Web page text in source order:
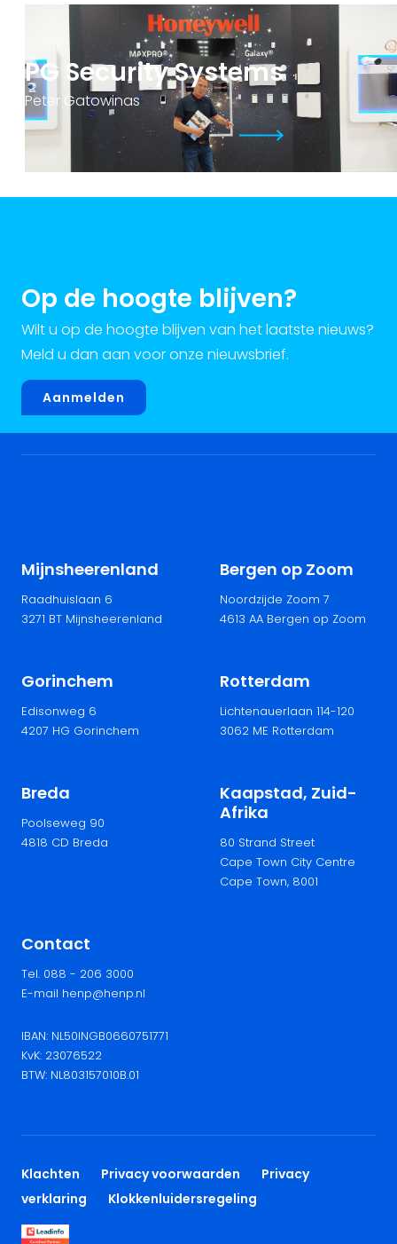
PG Security Systems
Peter Gatowinas
Op de hoogte blijven?
Wilt u op de hoogte blijven van het laatste nieuws?
Meld u dan aan voor onze nieuwsbrief.
Aanmelden
Mijnsheerenland
Raadhuislaan 6
3271 BT Mijnsheerenland
Bergen op Zoom
Noordzijde Zoom 7
4613 AA Bergen op Zoom
Gorinchem
Edisonweg 6
4207 HG Gorinchem
Rotterdam
Lichtenauerlaan 114-120
3062 ME Rotterdam
Breda
Poolseweg 90
4818 CD Breda
Kaapstad, Zuid-
Afrika
80 Strand Street
Cape Town City Centre
Cape Town, 8001
Contact
Tel. 088 - 206 3000
E-mail henp@henp.nl
IBAN: NL50INGB0660751771
KvK: 23076522
BTW: NL803157010B.01
Klachten Privacy voorwaarden
Privacy
verklaring
Klokkenluidersregeling